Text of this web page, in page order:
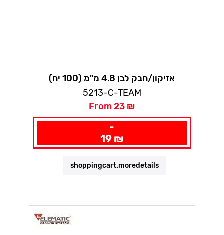
אזיקון/חבק לבן 4.8 מ"מ (100 יח)
אלמטיק
5213-C-TEAM
From 23 ₪
-
19 ₪
shoppingcart.moredetails